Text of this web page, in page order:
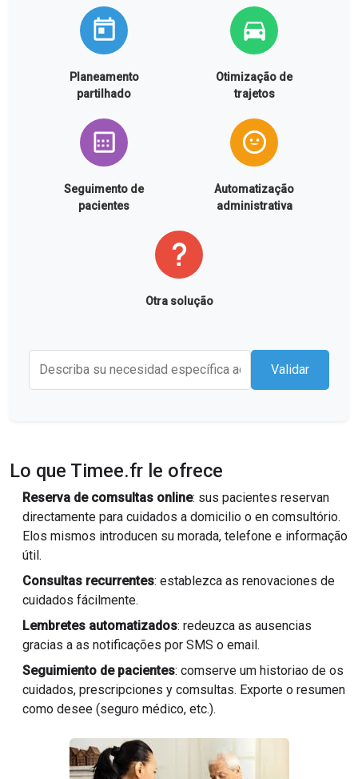
Planeamento
partilhado
Otimização de
trajetos
Seguimento de
pacientes
Automatização
administrativa
Otra solução
Validar
Lo que Timee.fr le ofrece
Reserva de comsultas online: sus pacientes reservan
directamente para cuidados a domicilio o en comsultório.
Elos mismos introducen su morada, telefone e informação
útil.
Consultas recurrentes: establezca as renovaciones de
cuidados fácilmente.
Lembretes automatizados: redeuzca as ausencias
gracias a as notificações por SMS o email.
Seguimiento de pacientes: comserve um historiao de os
cuidados, prescripciones y comsultas. Exporte o resumen
como desee (seguro médico, etc.).